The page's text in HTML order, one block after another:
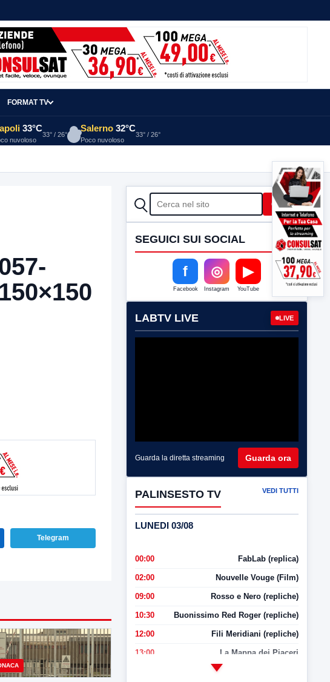
FORMAT TV
33°C
nuvoloso
33° / 26°
Salerno 32°C
Poco nuvoloso
33° / 26°
Telegram
CERCA Cerca
SEGUICI SUI SOCIAL
f
Facebook
◎
Instagram
▶
YouTube
LABTV LIVE LIVE
Guarda la diretta streaming Guarda ora
PALINSESTO TV VEDI TUTTI
LUNEDI 03/08
00:00 FabLab (replica)
02:00 Nouvelle Vouge (Film)
09:00 Rosso e Nero (repliche)
10:30 Buonissimo Red Roger (repliche)
12:00 Fili Meridiani (repliche)
13:00 La Mappa dei Piaceri